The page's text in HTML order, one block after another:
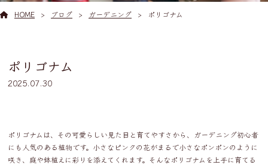
HOME ブログ ガーデニング ポリゴナム
ポリゴナム
2025.07.30
ポリゴナムは、その可愛らしい見た目と育てやすさから、ガーデニング初心者
にも人気のある植物です。小さなピンクの花がまるで小さなポンポンのように
咲き、庭や鉢植えに彩りを添えてくれます。そんなポリゴナムを上手に育てる